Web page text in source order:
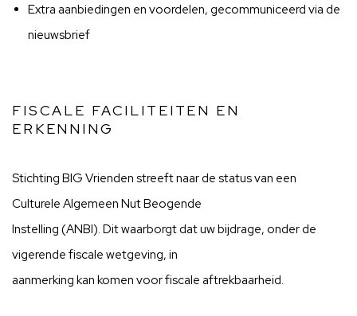
Extra aanbiedingen en voordelen, gecommuniceerd via de
nieuwsbrief
FISCALE FACILITEITEN EN
ERKENNING
Stichting BIG Vrienden streeft naar de status van een
Culturele Algemeen Nut Beogende
Instelling (ANBI). Dit waarborgt dat uw bijdrage, onder de
vigerende fiscale wetgeving, in
aanmerking kan komen voor fiscale aftrekbaarheid.